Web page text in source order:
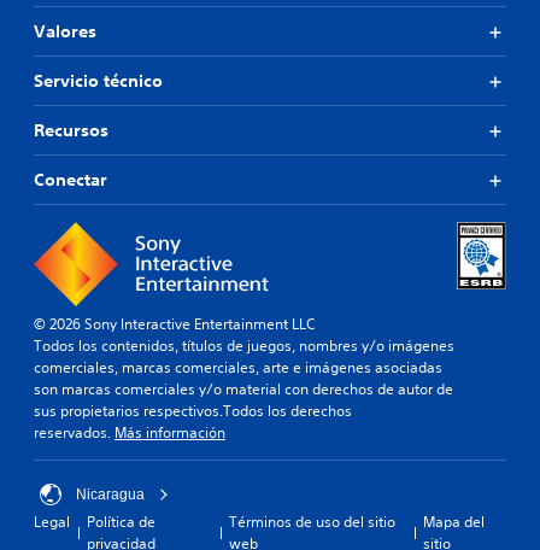
Valores
Servicio técnico
Recursos
Conectar
© 2026 Sony Interactive Entertainment LLC
Todos los contenidos, títulos de juegos, nombres y/o imágenes
comerciales, marcas comerciales, arte e imágenes asociadas
son marcas comerciales y/o material con derechos de autor de
sus propietarios respectivos.Todos los derechos
reservados. Más información
Nicaragua
Legal
Política de
privacidad
Términos de uso del sitio
web
Mapa del
sitio